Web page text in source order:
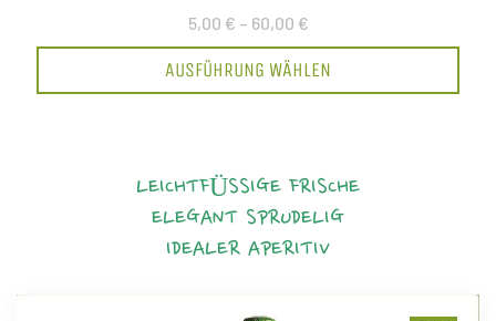
5,00 € – 60,00 €
AUSFÜHRUNG WÄHLEN
LEICHTFÜSSIGE FRISCHE
ELEGANT SPRUDELIG
IDEALER APERITIV